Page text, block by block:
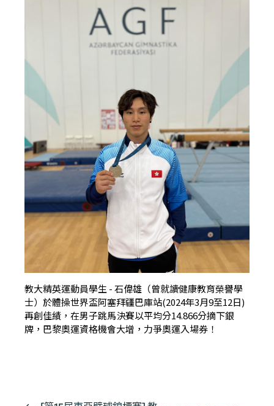
教大精英運動員學生 - 石偉雄（曾就讀健康教育榮譽學
士）於體操世界盃阿塞拜疆巴庫站(2024年3月9至12日)
再創佳績，在男子跳馬決賽以平均分14.866分摘下銀
牌，巴黎奧運資格機會大增，力爭奧運入場券！